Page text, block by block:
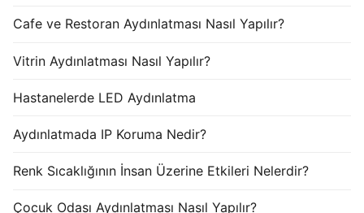
Cafe ve Restoran Aydınlatması Nasıl Yapılır?
Vitrin Aydınlatması Nasıl Yapılır?
Hastanelerde LED Aydınlatma
Aydınlatmada IP Koruma Nedir?
Renk Sıcaklığının İnsan Üzerine Etkileri Nelerdir?
Çocuk Odası Aydınlatması Nasıl Yapılır?